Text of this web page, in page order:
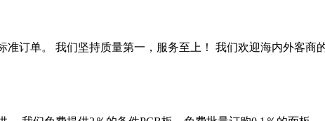
单。 我们坚持质量第一，服务至上！ 我们欢迎海内外客商